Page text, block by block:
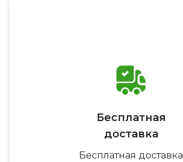
Бесплатная
доставка
Бесплатная доставка